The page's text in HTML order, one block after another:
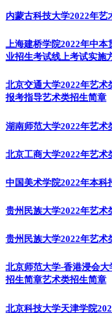
内蒙古科技大学2022年艺
上海建桥学院2022年中
业招生考试线上考试实施
北京交通大学2022年艺
报考指导艺术类招生简章
湖南师范大学2022年艺术
北京工商大学2022年艺术
中国美术学院2022年本
贵州民族大学2022年艺术
贵州民族大学2022年艺术
北京师范大学-香港浸会
招生简章艺术类招生简章
北京科技大学天津学院